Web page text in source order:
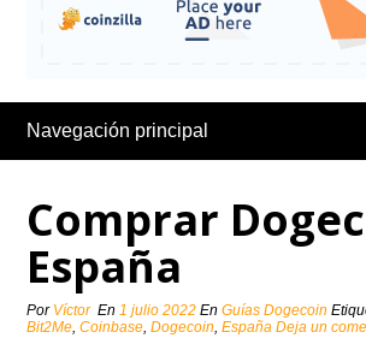
Navegación principal
Comprar
España
Por Víctor En1 julio 2022 EnGuías Dogecoin
Bit2Me,Coinbase,Dogecoin,España Deja un